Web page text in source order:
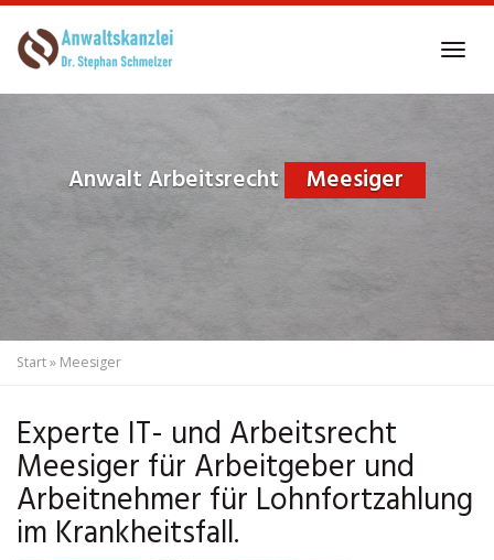
to
Anwalt Arbeitsrecht Meesiger
Start» Meesiger
Experte IT- und Arbeitsrecht
Meesiger für Arbeitgeber und
Arbeitnehmer für Lohnfortzahlung
im Krankheitsfall.